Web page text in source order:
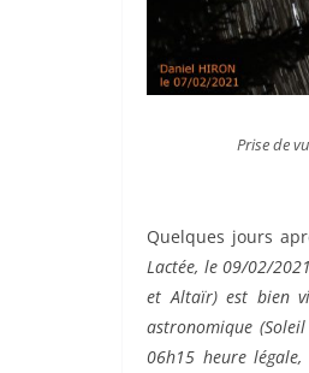
Prise de
Quelques jours
Lactée, le 09/02/
et Altaïr) est bien
astronomique
06h15 heure